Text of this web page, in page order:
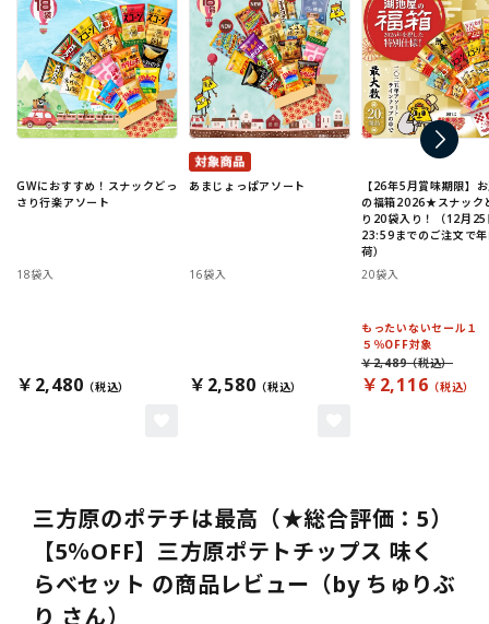
GWにおすすめ！スナックどっ
さり行楽アソート
18袋入
￥2,480
あまじょっぱアソート
16袋入
￥2,580
【26年5月賞味期限】
の福箱2026★スナック
り20袋入り！（12月25
23:59までのご注文で
荷）
20袋入
もったいないセール１
５％OFF対象
￥2,116
￥2,489
三方原のポテチは最高（★総合評価：5）
【5％OFF】三方原ポテトチップス 味く
らべセット の商品レビュー（by ちゅりぶ
り さん）